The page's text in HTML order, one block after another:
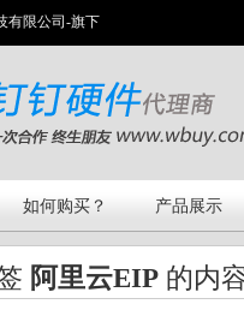
有限公司-旗下
如何购买？ 产品展示
阿里云EIP 的内